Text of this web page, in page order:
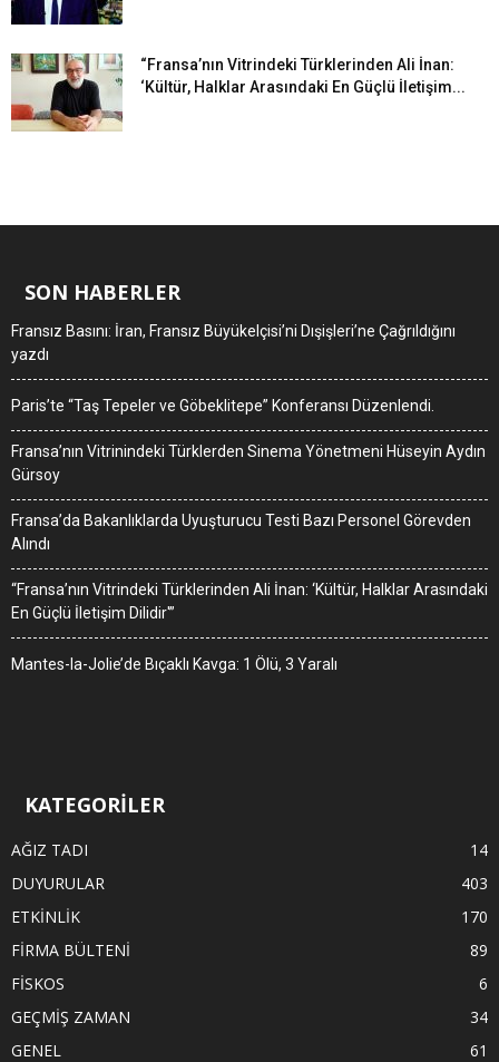
“Fransa’nın Vitrindeki Türklerinden Ali İnan:
‘Kültür, Halklar Arasındaki En Güçlü İletişim...
SON HABERLER
Fransız Basını: İran, Fransız Büyükelçisi’ni Dışişleri’ne Çağrıldığını
yazdı
Paris’te “Taş Tepeler ve Göbeklitepe” Konferansı Düzenlendi.
Fransa’nın Vitrinindeki Türklerden Sinema Yönetmeni Hüseyin Aydın
Gürsoy
Fransa’da Bakanlıklarda Uyuşturucu Testi Bazı Personel Görevden
Alındı
“Fransa’nın Vitrindeki Türklerinden Ali İnan: ‘Kültür, Halklar Arasındaki
En Güçlü İletişim Dilidir'”
Mantes-la-Jolie’de Bıçaklı Kavga: 1 Ölü, 3 Yaralı
KATEGORİLER
AĞIZ TADI
14
DUYURULAR
403
ETKİNLİK
170
FİRMA BÜLTENİ
89
FİSKOS
6
GEÇMİŞ ZAMAN
34
GENEL
61